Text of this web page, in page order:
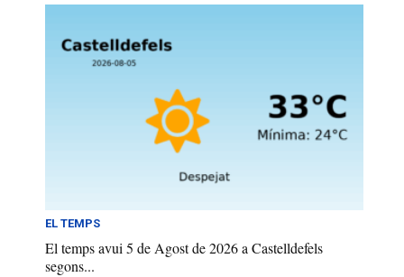
EL TEMPS
El temps avui 5 de Agost de 2026 a Castelldefels
segons...